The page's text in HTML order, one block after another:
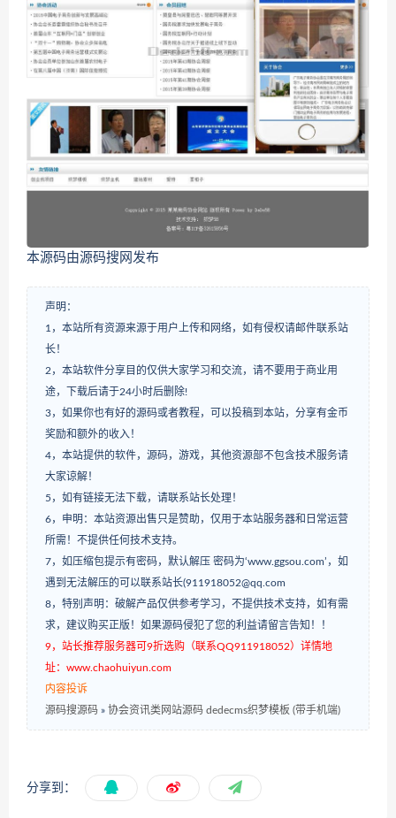
本源码由源码搜网发布
声明：
1，本站所有资源来源于用户上传和网络，如有侵权请邮件联系站
长！
2，本站软件分享目的仅供大家学习和交流，请不要用于商业用
途，下载后请于24小时后删除!
3，如果你也有好的源码或者教程，可以投稿到本站，分享有金币
奖励和额外的收入！
4，本站提供的软件，源码，游戏，其他资源部不包含技术服务请
大家谅解！
5，如有链接无法下载，请联系站长处理！
6，申明：本站资源出售只是赞助，仅用于本站服务器和日常运营
所需！不提供任何技术支持。
7，如压缩包提示有密码，默认解压 密码为‘www.ggsou.com’，如
遇到无法解压的可以联系站长(911918052@qq.com
8，特别声明：破解产品仅供参考学习，不提供技术支持，如有需
求，建议购买正版！如果源码侵犯了您的利益请留言告知！！
9，站长推荐服务器可9折选购（联系QQ911918052）详情地
址：www.chaohuiyun.com
内容投诉
源码搜源码 » 协会资讯类网站源码 dedecms织梦模板 (带手机端)
分享到：